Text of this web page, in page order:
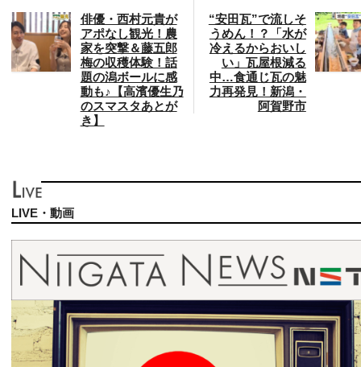
俳優・西村元貴が
アポなし観光！農
家を突撃＆藤五郎
梅の収穫体験！話
題の潟ボールに感
動も♪【高濱優生乃
のスマスタあとが
き】
“安田瓦”で流しそ
うめん！？「水が
冷えるからおいし
い」瓦屋根減る
中…食通じ瓦の魅
力再発見！新潟・
阿賀野市
LIVE・動画